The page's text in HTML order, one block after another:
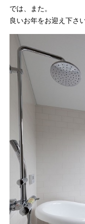
では、また。
良いお年をお迎え下さ